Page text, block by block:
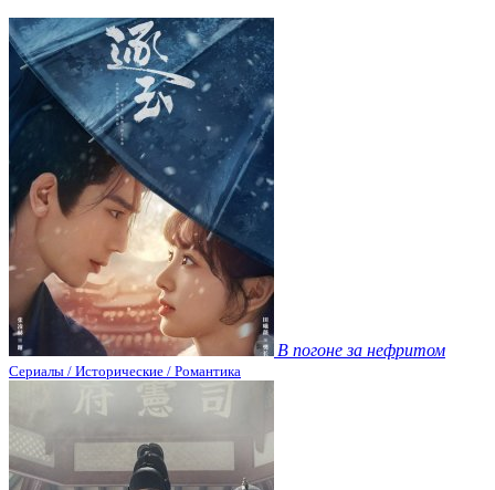
В погоне за нефритом
Сериалы / Исторические / Романтика